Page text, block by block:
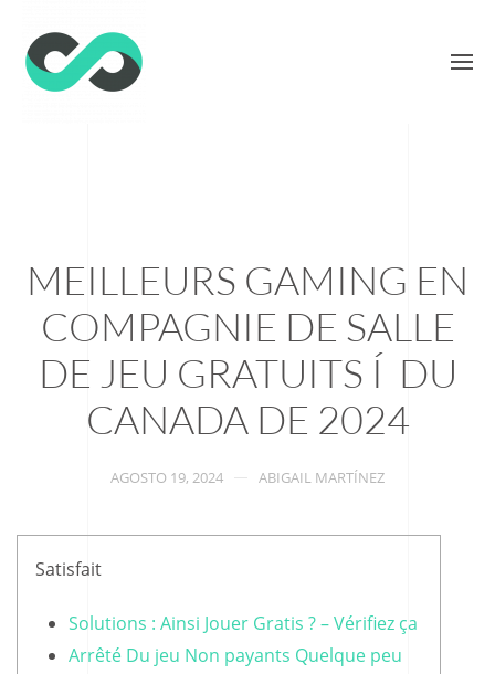
MEILLEURS GAMING EN
COMPAGNIE DE SALLE
DE JEU GRATUITS Í DU
CANADA DE 2024
AGOSTO 19, 2024 ABIGAIL MARTÍNEZ
Satisfait
Solutions : Ainsi Jouer Gratis ? – Vérifiez ça
Arrêté Du jeu Non payants Quelque peu